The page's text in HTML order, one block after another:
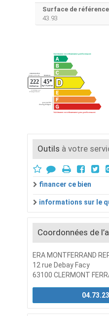
Surface de référence
43.93
Outils à votre
financer ce bien
informations sur le
Coordonnées de
ERA MONTFERRAND
12 rue Debay Facy
63100 CLERMONT